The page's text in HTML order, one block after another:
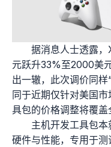
据消息人士透露
元跃升33%至2000美
出一辙，此次调价同
同于近期仅针对美国
具包的价格调整将覆盖
主机开发工具包
硬件与性能，专用于